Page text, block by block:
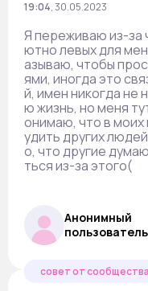
19:04,30.05.2023
Я переживаю из-за
ютно левых для
азываю, чтобы
ями, иногда это
й, имен никогда не
ю жизнь, но меня
онимаю, что в
удить других
о, что другие
ться из-за этого(
Анонимный
пользователь
совет от сообщества